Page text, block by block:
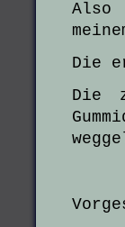
Also
Die
Die